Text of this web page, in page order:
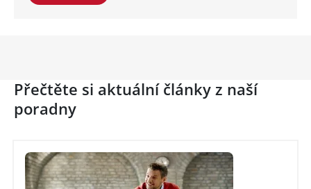
Přečtěte si aktuální články z naší
poradny